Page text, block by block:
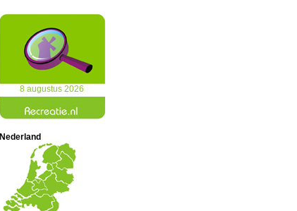
8 augustus 2026
Nederland